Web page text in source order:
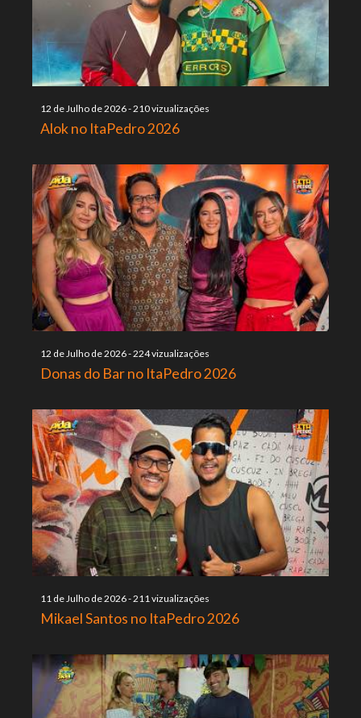
12 de Julho de 2026-210 vizualizações
Alok no ItaPedro 2026
12 de Julho de 2026-224 vizualizações
Donas do Bar no ItaPedro 2026
11 de Julho de 2026-211 vizualizações
Mikael Santos no ItaPedro 2026